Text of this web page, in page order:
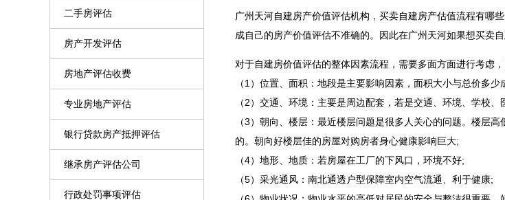
二手房评估
房产开发评估
房地产评估收费
专业房地产评估
银行贷款房产抵押评估
继承房产评估公司
行政处罚事项评估
广州天河自建房产价值评估机构，买卖自建房产估值流程有哪
成自己的房产价值评估不准确的。因此在广州天河如果想买卖
对于自建房价值评估的整体因素流程，需要多面方面进行考虑，
（1）位置、面积：地段是主要影响因素，面积大小与总价多少
（2）交通、环境：主要是周边配套，若是交通、环境、学校
（3）朝向、楼层：最近楼层问题是很多人关心的问题。楼层
的。朝向好楼层佳的房屋对购房者身心健康影响巨大;
（4）地形、地质：若房屋在工厂的下风口，环境不好;
（5）采光通风：南北通透户型保障室内空气流通、利于健康;